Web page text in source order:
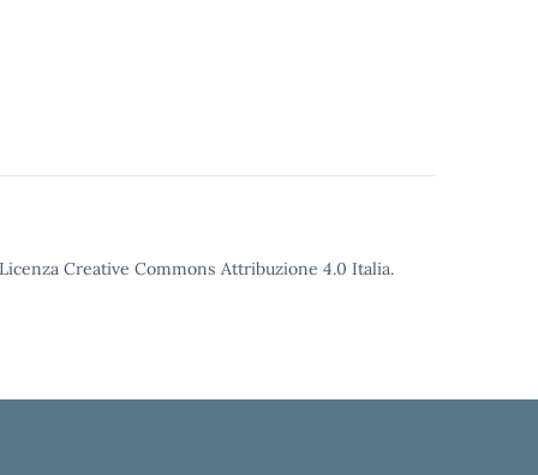
Creative Commons Attribuzione 4.0 Italia.